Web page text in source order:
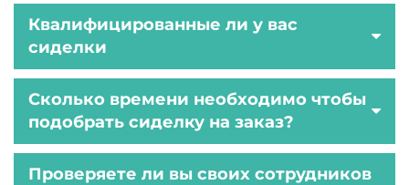
Квалифицированные ли у вас
сиделки
Сколько времени необходимо чтобы
подобрать сиделку на заказ?
Проверяете ли вы своих сотрудников